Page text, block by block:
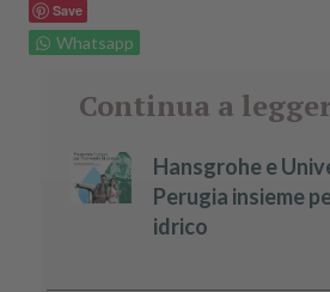
Save
Whatsapp
Continua a
Hansgrohe e
Perugia insieme
idrico